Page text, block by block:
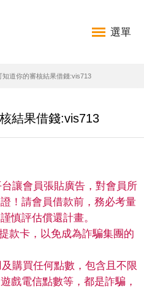
選單
知道你的審核結果借錢:vis713
結果借錢:vis713
讓會員張貼廣告，對會員所
！請會員借款前，務必考量
慎評估償還計畫。
款卡，以免成為詐騙集團的
購買任何點數，包含且不限
戲電信點數等，都是詐騙，